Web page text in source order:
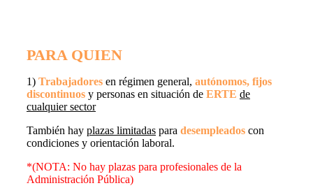
PARA QUIEN
1) Trabajadores en régimen general, autónomos, fijos
discontinuos y personas en situación de ERTE de
cualquier sector
También hay plazas limitadas para desempleados con
condiciones y orientación laboral.
*(NOTA: No hay plazas para profesionales de la
Administración Pública)